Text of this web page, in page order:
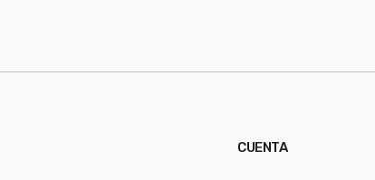
CUENTA